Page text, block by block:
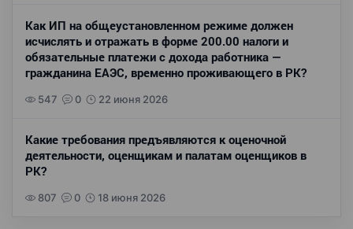
Как ИП на общеустановленном режиме должен
исчислять и отражать в форме 200.00 налоги и
обязательные платежи с дохода работника —
гражданина ЕАЭС, временно проживающего в РК?
547 0 22 июня 2026
Какие требования предъявляются к оценочной
деятельности, оценщикам и палатам оценщиков в
РК?
807 0 18 июня 2026